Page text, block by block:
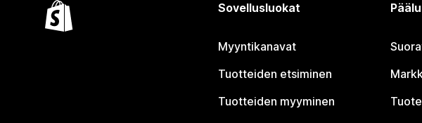
Sovellusluokat
Myyntikanavat
Tuotteiden etsiminen
Tuotteiden myyminen